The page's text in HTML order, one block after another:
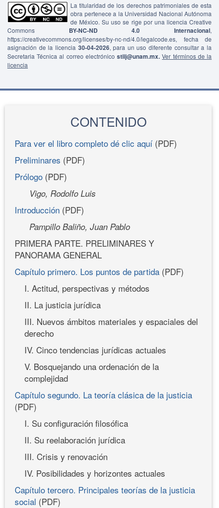
La titularidad de los derechos patrimoniales de esta
obra pertenece a la Universidad Nacional Autónoma
de México. Su uso se rige por una licencia Creative
Commons BY-NC-ND 4.0 Internacional,
https://creativecommons.org/licenses/by-nc-nd/4.0/legalcode.es, fecha de
asignación de la licencia 30-04-2026, para un uso diferente consultar a la
Secretaria Técnica al correo electrónicostiij@unam.mx. Ver términos de la
licencia
CONTENIDO
Para ver el libro completo dé clic aquí (PDF)
Preliminares (PDF)
Prólogo (PDF)
Vigo, Rodolfo Luis
Introducción (PDF)
Pampillo Baliño, Juan Pablo
PRIMERA PARTE. PRELIMINARES Y
PANORAMA GENERAL
Capítulo primero. Los puntos de partida (PDF)
I. Actitud, perspectivas y métodos
II. La justicia jurídica
III. Nuevos ámbitos materiales y espaciales del
derecho
IV. Cinco tendencias jurídicas actuales
V. Bosquejando una ordenación de la
complejidad
Capítulo segundo. La teoría clásica de la justicia
(PDF)
I. Su configuración filosófica
II. Su reelaboración jurídica
III. Crisis y renovación
IV. Posibilidades y horizontes actuales
Capítulo tercero. Principales teorías de la justicia
social (PDF)